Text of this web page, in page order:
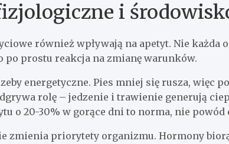
i
również wpływają na apetyt. Nie każda
po prostu reakcja na zmianę warunków.
energetyczne. Pies mniej się rusza, więc
rolę – jedzenie i trawienie generują
o 20-30% w gorące dni to norma, nie
zmienia priorytety organizmu. Hormony